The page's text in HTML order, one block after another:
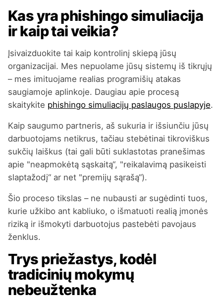
Kas yra phishingo simuliacija
ir kaip tai veikia?
Įsivaizduokite tai kaip kontrolinį skiepą jūsų
organizacijai. Mes nepuolame jūsų sistemų iš tikrųjų
– mes imituojame realias programišių atakas
saugiamoje aplinkoje. Daugiau apie procesą
skaitykite phishingo simuliacijų paslaugos puslapyje.
Kaip saugumo partneris, aš sukuria ir išsiunčiu jūsų
darbuotojams netikrus, tačiau stebėtinai tikroviškus
sukčių laiškus (tai gali būti suklastotas pranešimas
apie "neapmokėtą sąskaitą“, "reikalavimą pasikeisti
slaptažodį“ ar net "premijų sąrašą“).
Šio proceso tikslas – ne nubausti ar sugėdinti tuos,
kurie užkibo ant kabliuko, o išmatuoti realią įmonės
riziką ir išmokyti darbuotojus pastebėti pavojaus
ženklus.
Trys priežastys, kodėl
tradicinių mokymų
nebeužtenka